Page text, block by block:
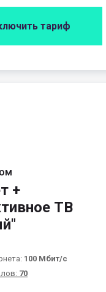
тариф
+
ТВ
100 Мбит/с
70